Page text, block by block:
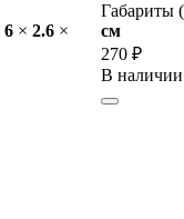
6 × 2.6 ×
cм
270 ₽
В наличии